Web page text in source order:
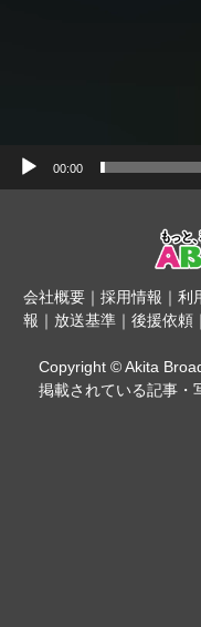
00:00
会社概要｜ 採用情報 ｜ 利
報 ｜ 放送基準 ｜ 後援依頼 ｜
Copyright © Akita
掲載されている記事・